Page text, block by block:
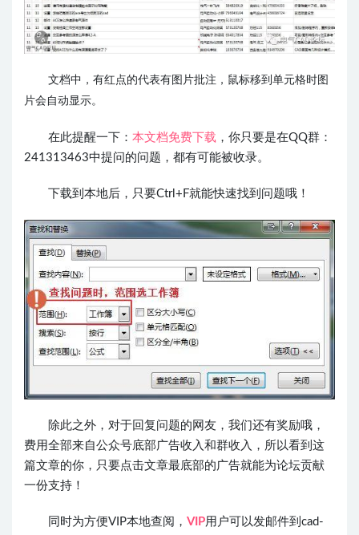
文档中，有红点的代表有图片批注，鼠标移到单元格时图
片会自动显示。
在此提醒一下： 本文档免费下载 ，你只要是在QQ群：
241313463中提问的问题，都有可能被收录。
下载到本地后，只要Ctrl+F就能快速找到问题哦！
除此之外，对于回复问题的网友，我们还有奖励哦，
费用全部来自公众号底部广告收入和群收入，所以看到这
篇文章的你，只要点击文章最底部的广告就能为论坛贡献
一份支持！
同时为方便VIP本地查阅， VIP用户可以发邮件到 cad-